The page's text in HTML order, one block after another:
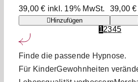
39,00€ inkl. 19% MwSt.
Hinzufügen
39,00€
12345
Finde die passende Hypnose.
Für KinderGewohnheiten